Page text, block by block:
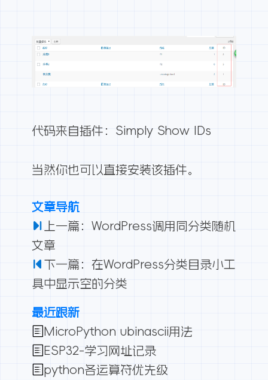
代码来自插件： Simply Show IDs
当然你也可以直接安装该插件。
文章导航
上一篇：WordPress调用同分类随机
文章
下一篇：在WordPress分类目录小工
具中显示空的分类
最近跟新
MicroPython ubinascii用法
ESP32-学习网址记录
python各运算符优先级